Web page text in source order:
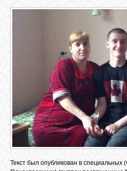
Текст был опубликован в специальных